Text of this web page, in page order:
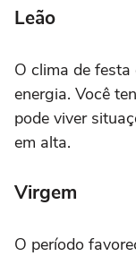
Leão
O clima de
energia. Você
pode viver
em alta.
Virgem
O período